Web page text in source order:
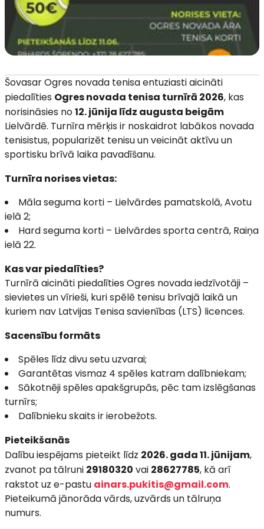
Šovasar Ogres novada tenisa entuziasti aicināti
piedalīties Ogres novada tenisa turnīrā 2026, kas
norisināsies no12. jūnija līdz augusta beigām
Lielvārdē. Turnīra mērķis ir noskaidrot labākos novada
tenisistus, popularizēt tenisu un veicināt aktīvu un
sportisku brīvā laika pavadīšanu.
Turnīra norises vietas:
Māla seguma korti – Lielvārdes pamatskolā, Avotu
ielā 2;
Hard seguma korti – Lielvārdes sporta centrā, Raiņa
ielā 22.
Kas var piedalīties?
Turnīrā aicināti piedalīties Ogres novada iedzīvotāji –
sievietes un vīrieši, kuri spēlē tenisu brīvajā laikā un
kuriem nav Latvijas Tenisa savienības (LTS) licences.
Sacensību formāts
Spēles līdz divu setu uzvarai;
Garantētas vismaz 4 spēles katram dalībniekam;
Sākotnēji spēles apakšgrupās, pēc tam izslēgšanas
turnīrs;
Dalībnieku skaits ir ierobežots.
Pieteikšanās
Dalību iespējams pieteikt līdz 2026. gada 11. jūnijam,
zvanot pa tālruni 29180320 vai 28627785, kā arī
rakstot uz e-pastu ainars.pukitis@gmail.com.
Pieteikumā jānorāda vārds, uzvārds un tālruņa
numurs.